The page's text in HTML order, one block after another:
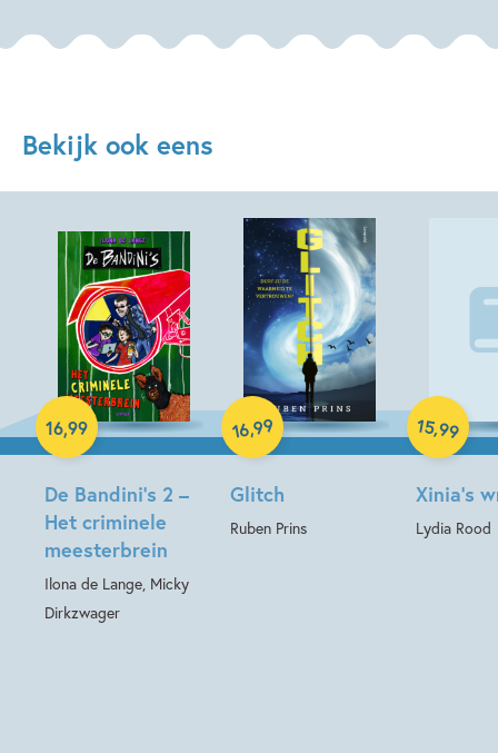
Bekijk ook eens
De Bandini’s 2 –
Het criminele
meesterbrein
Ilona de Lange, Micky
Dirkzwager
16,99
Hardcover
Glitch
Ruben Prins
16,99
Paperback
Xinia’s
Lydia Rood
15,99